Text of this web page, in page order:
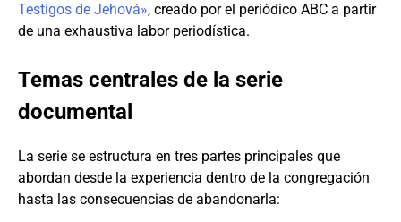
Testigos de Jehová», creado por el periódico ABC a partir
de una exhaustiva labor periodística.
Temas centrales de la serie
documental
La serie se estructura en tres partes principales que
abordan desde la experiencia dentro de la congregación
hasta las consecuencias de abandonarla: